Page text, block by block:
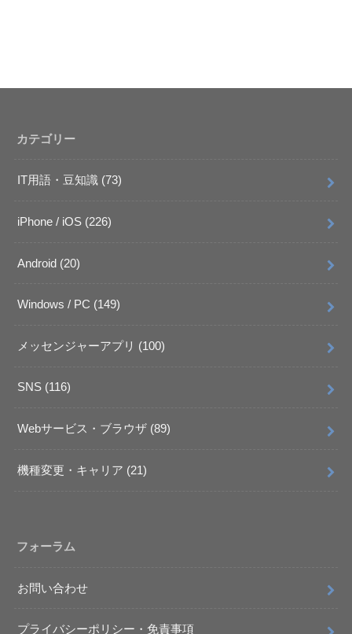
カテゴリー
IT用語・豆知識 (73)
iPhone / iOS (226)
Android (20)
Windows / PC (149)
メッセンジャーアプリ (100)
SNS (116)
Webサービス・ブラウザ (89)
機種変更・キャリア (21)
フォーラム
お問い合わせ
プライバシーポリシー・免責事項